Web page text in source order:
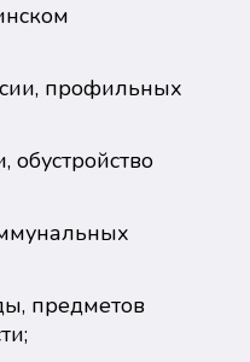
профильных
обустройство
предметов